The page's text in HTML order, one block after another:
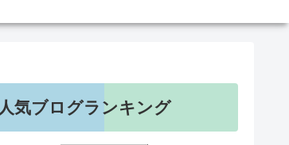
人気ブログランキング